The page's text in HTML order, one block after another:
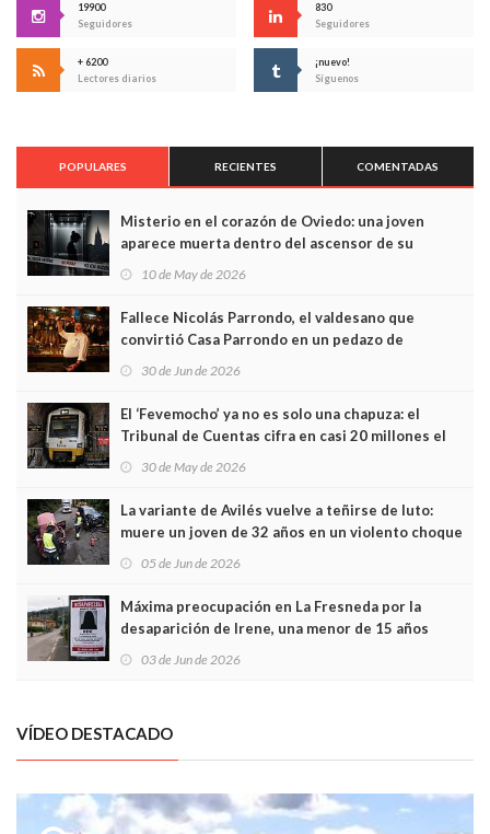
19900
Seguidores
830
Seguidores
+ 6200
Lectores diarios
¡nuevo!
Síguenos
POPULARES RECIENTES COMENTADAS
Misterio en el corazón de Oviedo: una joven
aparece muerta dentro del ascensor de su
edificio y las cámaras captan sus últimos minutos
10 de May de 2026
Fallece Nicolás Parrondo, el valdesano que
convirtió Casa Parrondo en un pedazo de
Asturias en Madrid
30 de Jun de 2026
El ‘Fevemocho’ ya no es solo una chapuza: el
Tribunal de Cuentas cifra en casi 20 millones el
sobrecoste de los trenes que no cabían por los
30 de May de 2026
La variante de Avilés vuelve a teñirse de luto:
muere un joven de 32 años en un violento choque
frontal
05 de Jun de 2026
Máxima preocupación en La Fresneda por la
desaparición de Irene, una menor de 15 años
03 de Jun de 2026
VÍDEO DESTACADO